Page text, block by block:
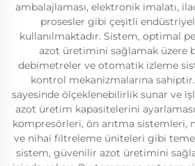
ambalajlaması, elektronik imalatı,
prosesler gibi çeşitli
kullanılmaktadır. Sistem, optimal
azot üretimini sağlamak üzere
debimetreler ve otomatik izleme
kontrol mekanizmalarına
sayesinde ölçeklenebilirlik sunar ve
azot üretim kapasitelerini
kompresörleri, ön arıtma sistemleri,
ve nihai filtreleme üniteleri gibi
sistem, güvenilir azot üretimini